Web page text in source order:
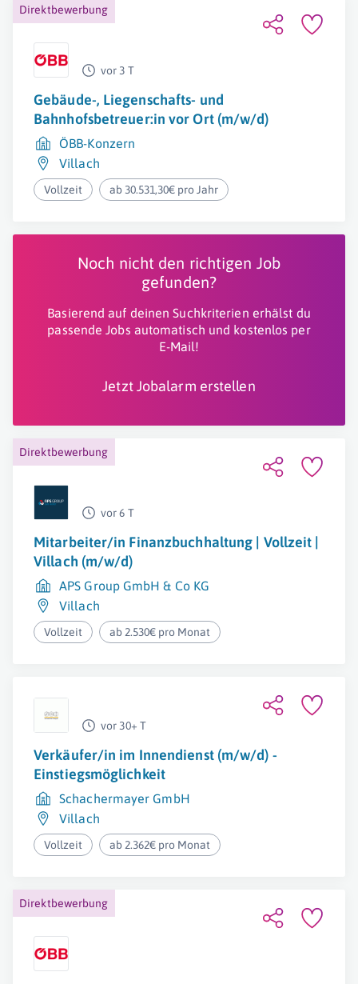
Direktbewerbung
vor 3 T
Gebäude-, Liegenschafts- und
Bahnhofsbetreuer:in vor Ort (m/w/d)
ÖBB-Konzern
Villach
Vollzeit ab 30.531,30€ pro Jahr
Noch nicht den richtigen Job
gefunden?
Basierend auf deinen Suchkriterien erhälst du
passende Jobs automatisch und kostenlos per
E-Mail!
Jetzt Jobalarm erstellen
Direktbewerbung
vor 6 T
Mitarbeiter/in Finanzbuchhaltung | Vollzeit |
Villach (m/w/d)
APS Group GmbH & Co KG
Villach
Vollzeit ab 2.530€ pro Monat
vor 30+ T
Verkäufer/in im Innendienst (m/w/d) -
Einstiegsmöglichkeit
Schachermayer GmbH
Villach
Vollzeit ab 2.362€ pro Monat
Direktbewerbung